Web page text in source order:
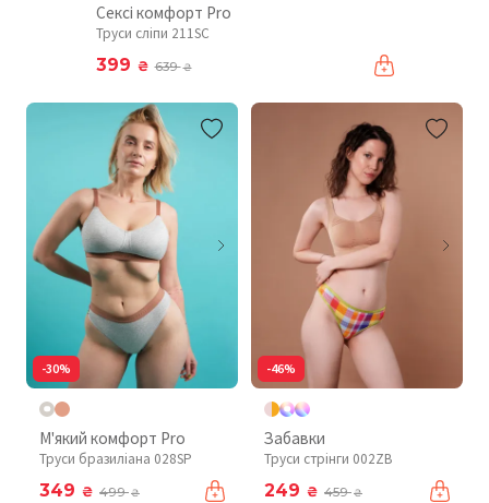
Сексі комфорт Pro
Труси сліпи 211SC
399 ₴ 639₴
-30%
М'який комфорт Pro
Труси бразиліана 028SP
349 ₴ 499₴
-46%
Забавки
Труси стрінги 002ZB
249 ₴ 459₴